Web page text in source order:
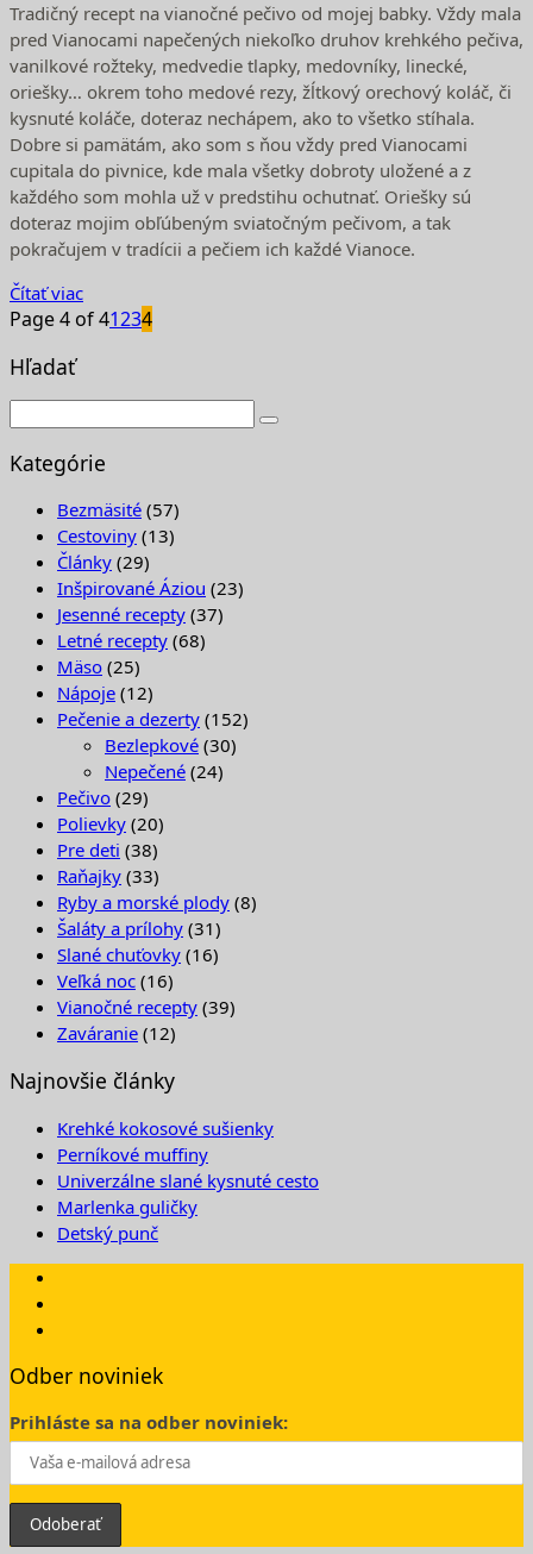
Tradičný recept na vianočné pečivo od mojej babky. Vždy mala
pred Vianocami napečených niekoľko druhov krehkého pečiva,
vanilkové rožteky, medvedie tlapky, medovníky, linecké,
oriešky… okrem toho medové rezy, žĺtkový orechový koláč, či
kysnuté koláče, doteraz nechápem, ako to všetko stíhala.
Dobre si pamätám, ako som s ňou vždy pred Vianocami
cupitala do pivnice, kde mala všetky dobroty uložené a z
každého som mohla už v predstihu ochutnať. Oriešky sú
doteraz mojim obľúbeným sviatočným pečivom, a tak
pokračujem v tradícii a pečiem ich každé Vianoce.
Čítať viac
Page 4 of 41234
Hľadať
Kategórie
Bezmäsité (57)
Cestoviny (13)
Články (29)
Inšpirované Áziou (23)
Jesenné recepty (37)
Letné recepty (68)
Mäso (25)
Nápoje (12)
Pečenie a dezerty (152)
Bezlepkové (30)
Nepečené (24)
Pečivo (29)
Polievky (20)
Pre deti (38)
Raňajky (33)
Ryby a morské plody (8)
Šaláty a prílohy (31)
Slané chuťovky (16)
Veľká noc (16)
Vianočné recepty (39)
Zaváranie (12)
Najnovšie články
Krehké kokosové sušienky
Perníkové muffiny
Univerzálne slané kysnuté cesto
Marlenka guličky
Detský punč
Odber noviniek
Prihláste sa na odber noviniek: